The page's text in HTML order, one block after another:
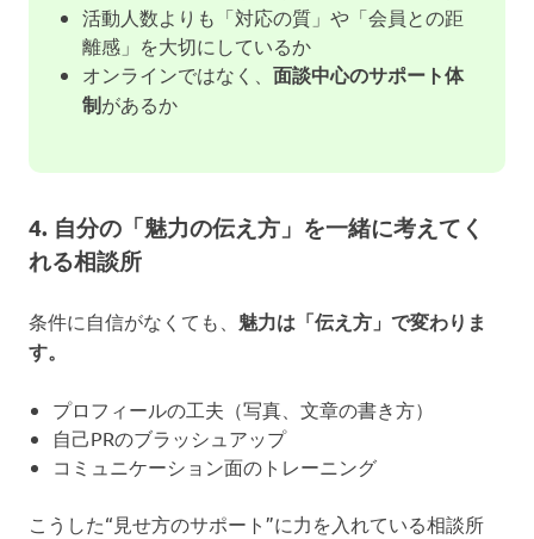
活動人数よりも「対応の質」や「会員との距
離感」を大切にしているか
オンラインではなく、 面談中心のサポート体
制があるか
4. 自分の「魅力の伝え方」を一緒に考えてく
れる相談所
条件に自信がなくても、 魅力は「伝え方」で変わりま
す。
プロフィールの工夫（写真、文章の書き方）
自己PRのブラッシュアップ
コミュニケーション面のトレーニング
こうした“見せ方のサポート”に力を入れている相談所